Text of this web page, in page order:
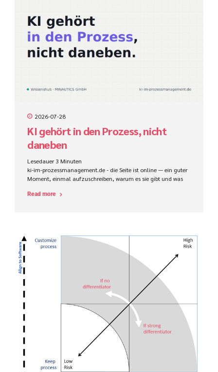
2026-07-28
KI gehört in den Prozess, nicht
daneben
Lesedauer 3 Minuten
ki-im-prozessmanagement.de - die Seite ist online — ein guter
Moment, einmal aufzuschreiben, warum es sie gibt und was
Prozessmanagement. Und was dieser Begriff eigentlich heißt,
Read more